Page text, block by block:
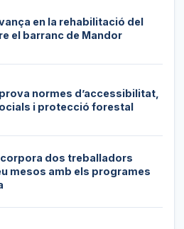
en la rehabilitació del
el barranc de Mandor
normes d’accessibilitat,
i protecció forestal
dos treballadors
mesos amb els programes